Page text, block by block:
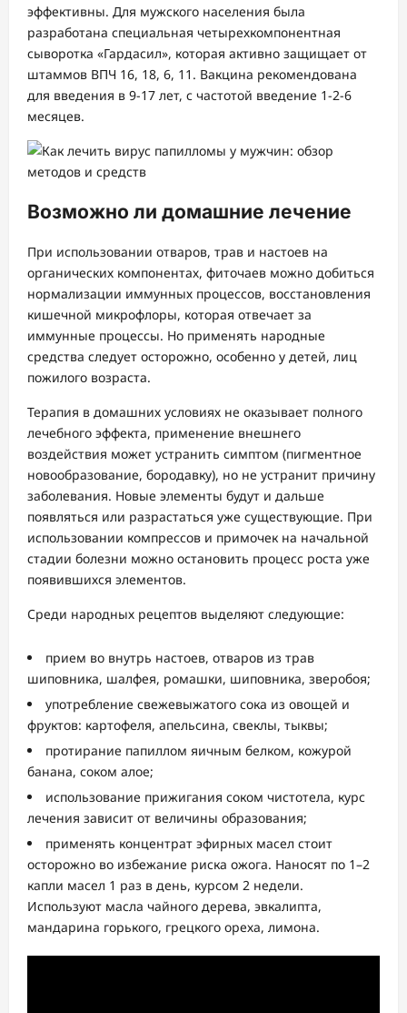
эффективны. Для мужского населения была
разработана специальная четырехкомпонентная
сыворотка «Гардасил», которая активно защищает от
штаммов ВПЧ 16, 18, 6, 11. Вакцина рекомендована
для введения в 9-17 лет, с частотой введение 1-2-6
месяцев.
Возможно ли домашние лечение
При использовании отваров, трав и настоев на
органических компонентах, фиточаев можно добиться
нормализации иммунных процессов, восстановления
кишечной микрофлоры, которая отвечает за
иммунные процессы. Но применять народные
средства следует осторожно, особенно у детей, лиц
пожилого возраста.
Терапия в домашних условиях не оказывает полного
лечебного эффекта, применение внешнего
воздействия может устранить симптом (пигментное
новообразование, бородавку), но не устранит причину
заболевания. Новые элементы будут и дальше
появляться или разрастаться уже существующие. При
использовании компрессов и примочек на начальной
стадии болезни можно остановить процесс роста уже
появившихся элементов.
Среди народных рецептов выделяют следующие:
прием во внутрь настоев, отваров из трав
шиповника, шалфея, ромашки, шиповника, зверобоя;
употребление свежевыжатого сока из овощей и
фруктов: картофеля, апельсина, свеклы, тыквы;
протирание папиллом яичным белком, кожурой
банана, соком алое;
использование прижигания соком чистотела, курс
лечения зависит от величины образования;
применять концентрат эфирных масел стоит
осторожно во избежание риска ожога. Наносят по 1–2
капли масел 1 раз в день, курсом 2 недели.
Используют масла чайного дерева, эвкалипта,
мандарина горького, грецкого ореха, лимона.